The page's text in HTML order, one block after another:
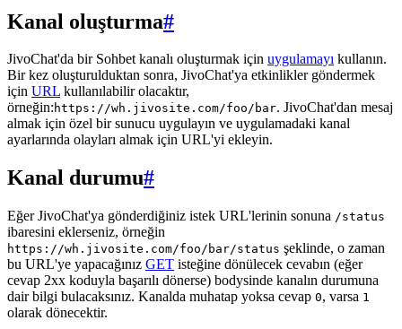
Kanal oluşturma#
JivoChat'da bir Sohbet kanalı oluşturmak için uygulamayı kullanın.
Bir kez oluşturulduktan sonra, JivoChat'ya etkinlikler göndermek
için URL kullanılabilir olacaktır,
örneğin: https://wh.jivosite.com/foo/bar. JivoChat'dan mesaj
almak için özel bir sunucu uygulayın ve uygulamadaki kanal
ayarlarında olayları almak için URL'yi ekleyin.
Kanal durumu#
Eğer JivoChat'ya gönderdiğiniz istek URL'lerinin sonuna /status
ibaresini eklerseniz, örneğin
https://wh.jivosite.com/foo/bar/status şeklinde, o zaman
bu URL'ye yapacağınız GET isteğine dönülecek cevabın (eğer
cevap 2xx koduyla başarılı dönerse) bodysinde kanalın durumuna
dair bilgi bulacaksınız. Kanalda muhatap yoksa cevap 0, varsa 1
olarak dönecektir.